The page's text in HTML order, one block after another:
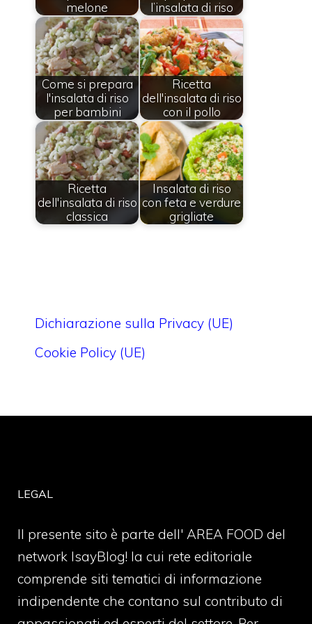
melone
l’insalata di riso
Come si prepara
l'insalata di riso
per bambini
Ricetta
dell'insalata di riso
con il pollo
Ricetta
dell'insalata di riso
classica
Insalata di riso
con feta e verdure
grigliate
Dichiarazione sulla Privacy (UE)
Cookie Policy (UE)
LEGAL
Il presente sito è parte dell' AREA FOOD del
network IsayBlog! la cui rete editoriale
comprende siti tematici di informazione
indipendente che contano sul contributo di